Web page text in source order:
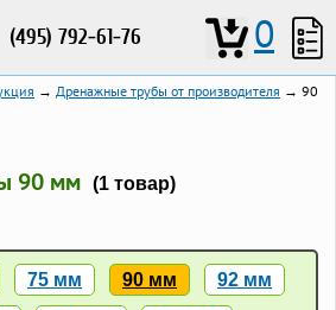
(495) 792-61-76 0
→ Дренажные трубы от производителя → 90
90 мм (1 товар)
75 мм 90 мм 92 мм